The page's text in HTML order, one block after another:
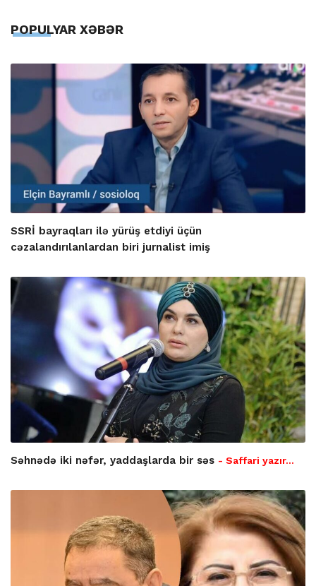
POPULYAR XƏBƏR
SSRİ bayraqları ilə yürüş etdiyi üçün
cəzalandırılanlardan biri jurnalist imiş
Səhnədə iki nəfər, yaddaşlarda bir səs - Saffari yazır…